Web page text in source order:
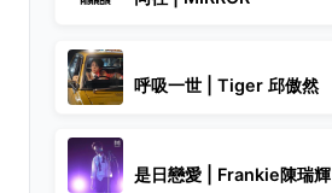
呼吸一世 | Tiger 邱傲然
是日戀愛 | Frankie陳瑞輝